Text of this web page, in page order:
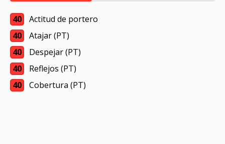
40
Actitud de portero
40
Atajar (PT)
40
Despejar (PT)
40
Reflejos (PT)
40
Cobertura (PT)